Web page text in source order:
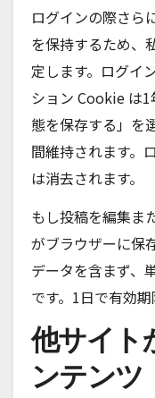
ログインの際さら
を保持するため、
定します。ログイ
ション Cookie は
態を保存する」を
間維持されます。
は消去されます。
もし投稿を編集ま
がブラウザーに保
データを含まず、
です。1日で有効期
他サイト
ンテンツ